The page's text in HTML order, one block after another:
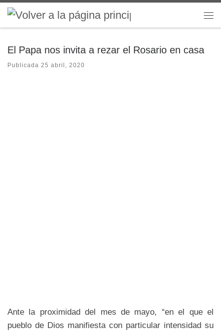
Saltar al contenido
El Papa nos invita a rezar el Rosario en casa
Publicada 25 abril, 2020
Ante la proximidad del mes de mayo, “en el que el
pueblo de Dios manifiesta con particular intensidad su